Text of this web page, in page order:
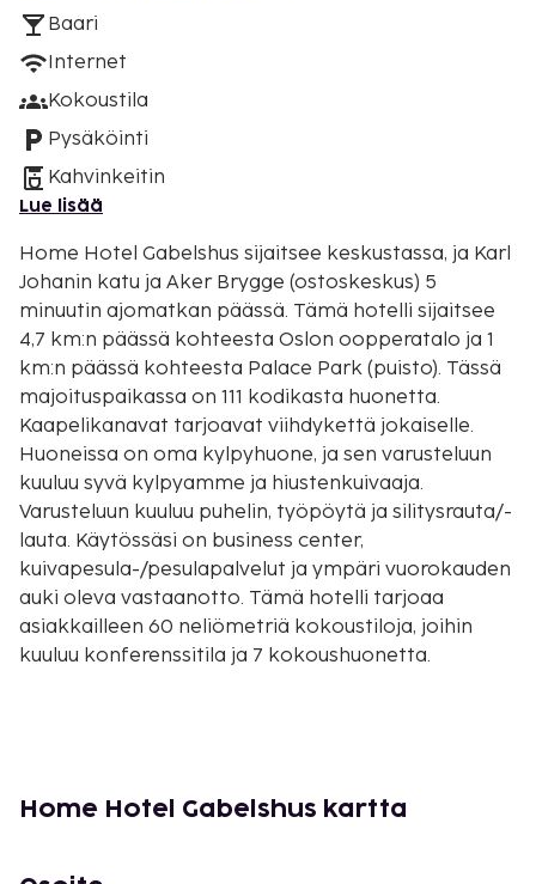
Baari
Internet
Kokoustila
Pysäköinti
Kahvinkeitin
Lue lisää
Home Hotel Gabelshus sijaitsee keskustassa, ja Karl
Johanin katu ja Aker Brygge (ostoskeskus) 5
minuutin ajomatkan päässä. Tämä hotelli sijaitsee
4,7 km:n päässä kohteesta Oslon oopperatalo ja 1
km:n päässä kohteesta Palace Park (puisto). Tässä
majoituspaikassa on 111 kodikasta huonetta.
Kaapelikanavat tarjoavat viihdykettä jokaiselle.
Huoneissa on oma kylpyhuone, ja sen varusteluun
kuuluu syvä kylpyamme ja hiustenkuivaaja.
Varusteluun kuuluu puhelin, työpöytä ja silitysrauta/-
lauta. Käytössäsi on business center,
kuivapesula-/pesulapalvelut ja ympäri vuorokauden
auki oleva vastaanotto. Tämä hotelli tarjoaa
asiakkailleen 60 neliömetriä kokoustiloja, joihin
kuuluu konferenssitila ja 7 kokoushuonetta.
aulassa ja kiertoajelu-/lippupalvelu. Home Hotel
Home Hotel Gabelshus kartta